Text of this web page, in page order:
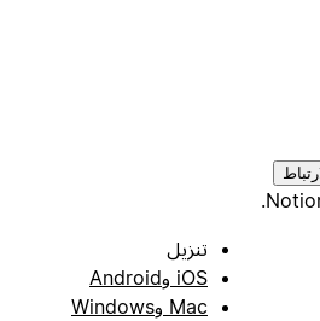
تنزيل
iOS وAndroid
Mac وWindows